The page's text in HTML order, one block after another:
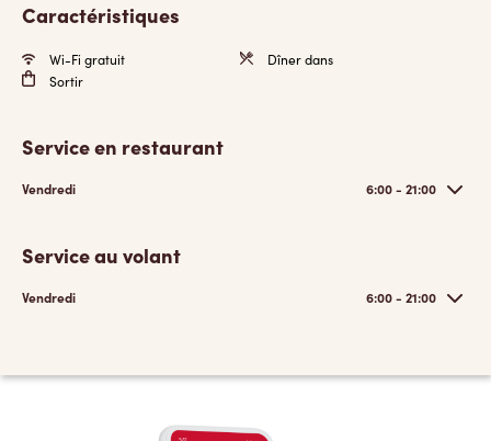
Caractéristiques
Wi-Fi gratuit
Dîner dans
Sortir
Service en restaurant
Vendredi 6:00 - 21:00
Service au volant
Vendredi 6:00 - 21:00